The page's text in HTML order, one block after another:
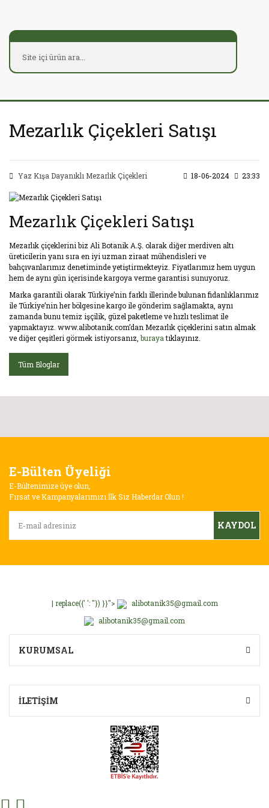
Mezarlık Çiçekleri Satışı
Yaz Kışa Dayanıklı Mezarlık Çiçekleri 18-06-2024 23:33
Mezarlık Çiçekleri Satışı
Mezarlık çiçeklerini biz Ali Botanik A.Ş. olarak diğer merdiven altı
üreticilerin yanı sıra en iyi uzman ziraat mühendisleri ve
bahçıvanlarımız denetiminde yetiştirmekteyiz. Fiyatlarımız hem uygun
hem de aynı gün içerisinde kargoya verme garantisi sunuyoruz.
Marka garantili olarak Türkiye’nin farklı illerinde bulunan fidanlıklarımız
ile Türkiye’nin her bölgesine kargo ile gönderim sağlamakta, aynı
zamanda bunu temiz işçilik, güzel paketleme ve hızlı teslimat ile
yapmaktayız. www.alibotanik.com’dan Mezarlık çiçeklerini satın almak
ve diğer çeşitleri görmek istiyorsanız, burayatıklayınız.
Tüm Bloglar
E-Bülten Üyeliği
E-Bültenimize üye olun,
Fırsat ve Kampanyalarımızı İlk Siz Haberdar Olun !
KAYDOL
| replace({' ': ''}) }}">
alibotanik35@gmail.com
alibotanik35@gmail.com
KURUMSAL
İLETİŞİM